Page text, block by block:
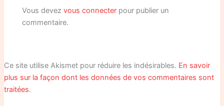
Vous devezvous connecter pour publier un
commentaire.
Ce site utilise Akismet pour réduire les indésirables. En savoir
plus sur la façon dont les données de vos commentaires sont
traitées.